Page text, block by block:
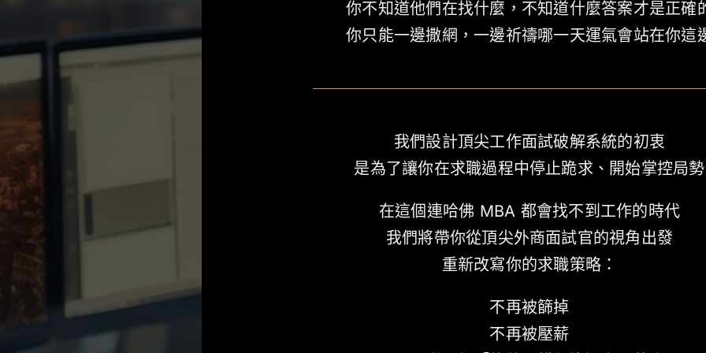
你不知道他們在找什麼，不知道什麼答案才是正確
你只能一邊撒網，一邊祈禱哪一天運氣會站在你這
我們設計頂尖工作面試破解系統的初衷
是為了讓你在求職過程中停止跪求、開始掌控局勢
在這個連哈佛 MBA 都會找不到工作的時代
我們將帶你從頂尖外商面試官的視角出發
重新改寫你的求職策略：
不再被篩掉
不再被壓薪